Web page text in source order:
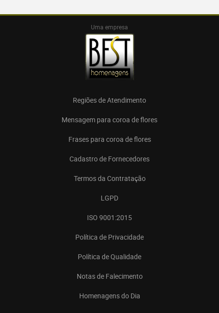
Uma empresa
Regiões de Atendimento
Mensagem para coroa de flores
Frases para coroa de flores
Cadastro de Fornecedores
Termos da Contratação
LGPD
ISO 9001:2015
Política de Privacidade
Política de Qualidade
Notas de Falecimento
Homenagens do Dia